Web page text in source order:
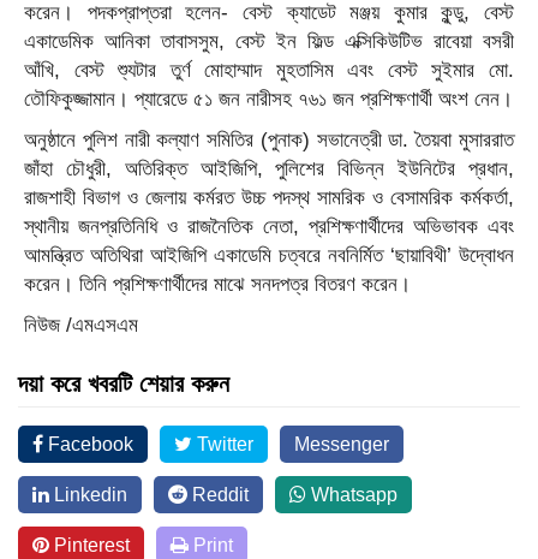
করেন। পদকপ্রাপ্তরা হলেন- বেস্ট ক্যাডেট মঞ্জয় কুমার কুন্ডু, বেস্ট
একাডেমিক আনিকা তাবাসসুম, বেস্ট ইন ফিল্ড এক্সিকিউটিভ রাবেয়া বসরী
আঁখি, বেস্ট শ্যুটার তুর্ণ মোহাম্মাদ মুহতাসিম এবং বেস্ট সুইমার মো.
তৌফিকুজ্জামান। প্যারেডে ৫১ জন নারীসহ ৭৬১ জন প্রশিক্ষণার্থী অংশ নেন।
অনুষ্ঠানে পুলিশ নারী কল্যাণ সমিতির (পুনাক) সভানেত্রী ডা. তৈয়বা মুসাররাত
জাঁহা চৌধুরী, অতিরিক্ত আইজিপি, পুলিশের বিভিন্ন ইউনিটের প্রধান,
রাজশাহী বিভাগ ও জেলায় কর্মরত উচ্চ পদস্থ সামরিক ও বেসামরিক কর্মকর্তা,
স্থানীয় জনপ্রতিনিধি ও রাজনৈতিক নেতা, প্রশিক্ষণার্থীদের অভিভাবক এবং
আমন্ত্রিত অতিথিরা আইজিপি একাডেমি চত্বরে নবনির্মিত ‘ছায়াবিথী’ উদ্বোধন
করেন। তিনি প্রশিক্ষণার্থীদের মাঝে সনদপত্র বিতরণ করেন।
নিউজ /এমএসএম
দয়া করে খবরটি শেয়ার করুন
Facebook Twitter Messenger
Linkedin Reddit Whatsapp
Pinterest Print